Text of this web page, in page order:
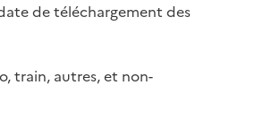
de téléchargement des
train, autres, et non-